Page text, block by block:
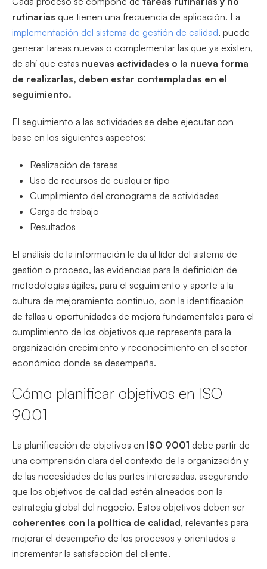
rutinarias que tienen una frecuencia de aplicación. La
implementación del sistema de gestión de calidad, puede
generar tareas nuevas o complementar las que ya existen,
de ahí que estas nuevas actividades o la nueva forma
de realizarlas, deben estar contempladas en el
seguimiento.
El seguimiento a las actividades se debe ejecutar con
base en los siguientes aspectos:
Realización de tareas
Uso de recursos de cualquier tipo
Cumplimiento del cronograma de actividades
Carga de trabajo
Resultados
El análisis de la información le da al líder del sistema de
gestión o proceso, las evidencias para la definición de
metodologías ágiles, para el seguimiento y aporte a la
cultura de mejoramiento continuo, con la identificación
de fallas u oportunidades de mejora fundamentales para el
cumplimiento de los objetivos que representa para la
organización crecimiento y reconocimiento en el sector
económico donde se desempeña.
Cómo planificar objetivos en ISO
9001
La planificación de objetivos en ISO 9001 debe partir de
una comprensión clara del contexto de la organización y
de las necesidades de las partes interesadas, asegurando
que los objetivos de calidad estén alineados con la
estrategia global del negocio. Estos objetivos deben ser
coherentes con la política de calidad, relevantes para
mejorar el desempeño de los procesos y orientados a
incrementar la satisfacción del cliente.